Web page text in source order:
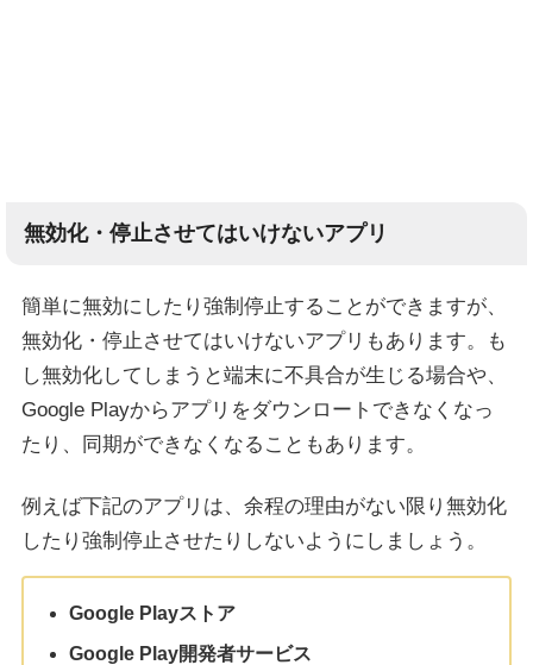
無効化・停止させてはいけないアプリ
簡単に無効にしたり強制停止することができますが、
無効化・停止させてはいけないアプリもあります。も
し無効化してしまうと端末に不具合が生じる場合や、
Google Playからアプリをダウンロートできなくなっ
たり、同期ができなくなることもあります。
例えば下記のアプリは、余程の理由がない限り無効化
したり強制停止させたりしないようにしましょう。
Google Playストア
Google Play開発者サービス